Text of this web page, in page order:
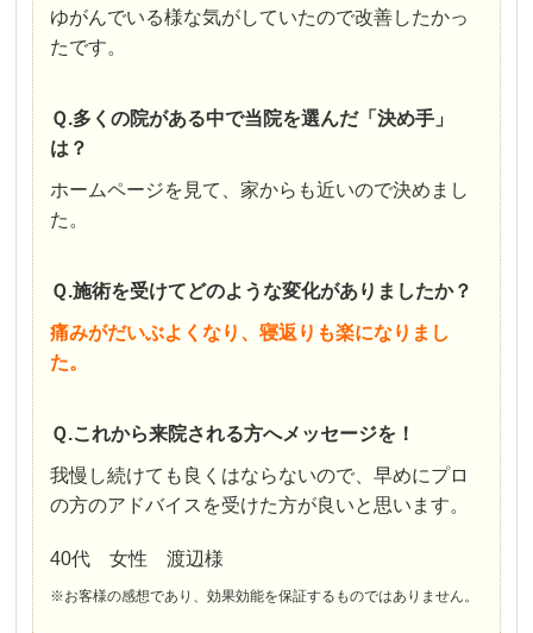
ゆがんでいる様な気がしていたので改善したかっ
たです。
Ｑ.多くの院がある中で当院を選んだ「決め手」
は？
ホームページを見て、家からも近いので決めまし
た。
Ｑ.施術を受けてどのような変化がありましたか？
痛みがだいぶよくなり、寝返りも楽になりまし
た。
Ｑ.これから来院される方へメッセージを！
我慢し続けても良くはならないので、早めにプロ
の方のアドバイスを受けた方が良いと思います。
40代 女性 渡辺様
※お客様の感想であり、効果効能を保証するものではありません。